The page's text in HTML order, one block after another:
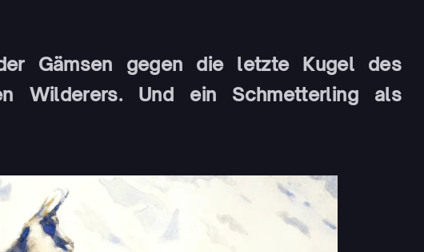
Gämsen gegen die letzte Kugel des
Wilderers. Und ein Schmetterling als